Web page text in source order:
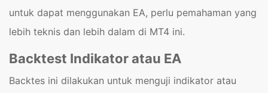
untuk dapat menggunakan EA, perlu pemahaman yang
lebih teknis dan lebih dalam di MT4 ini.
Backtest Indikator atau EA
Backtes ini dilakukan untuk menguji indikator atau